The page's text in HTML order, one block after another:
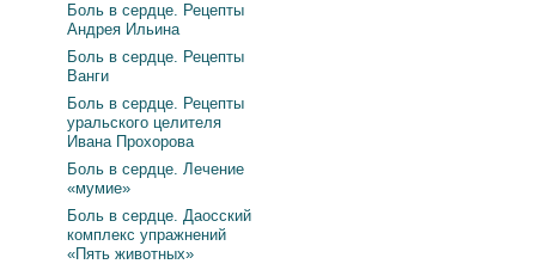
Боль в сердце. Рецепты
Андрея Ильина
Боль в сердце. Рецепты
Ванги
Боль в сердце. Рецепты
уральского целителя
Ивана Прохорова
Боль в сердце. Лечение
«мумие»
Боль в сердце. Даосский
комплекс упражнений
«Пять животных»